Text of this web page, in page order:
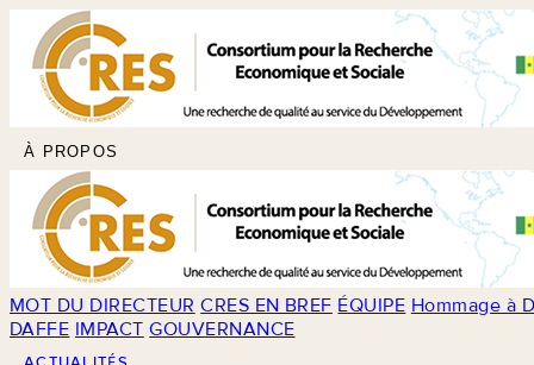
À PROPOS
MOT DU DIRECTEUR CRES EN BREF ÉQUIPE Hommage à
DAFFE IMPACT GOUVERNANCE